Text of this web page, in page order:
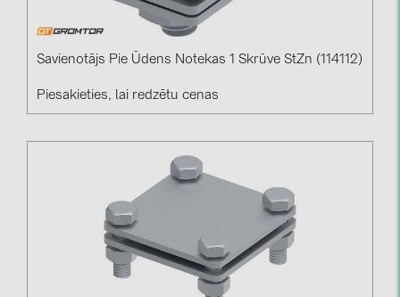
Savienotājs Pie Ūdens Notekas 1 Skrūve StZn (114112)
Piesakieties, lai redzētu cenas